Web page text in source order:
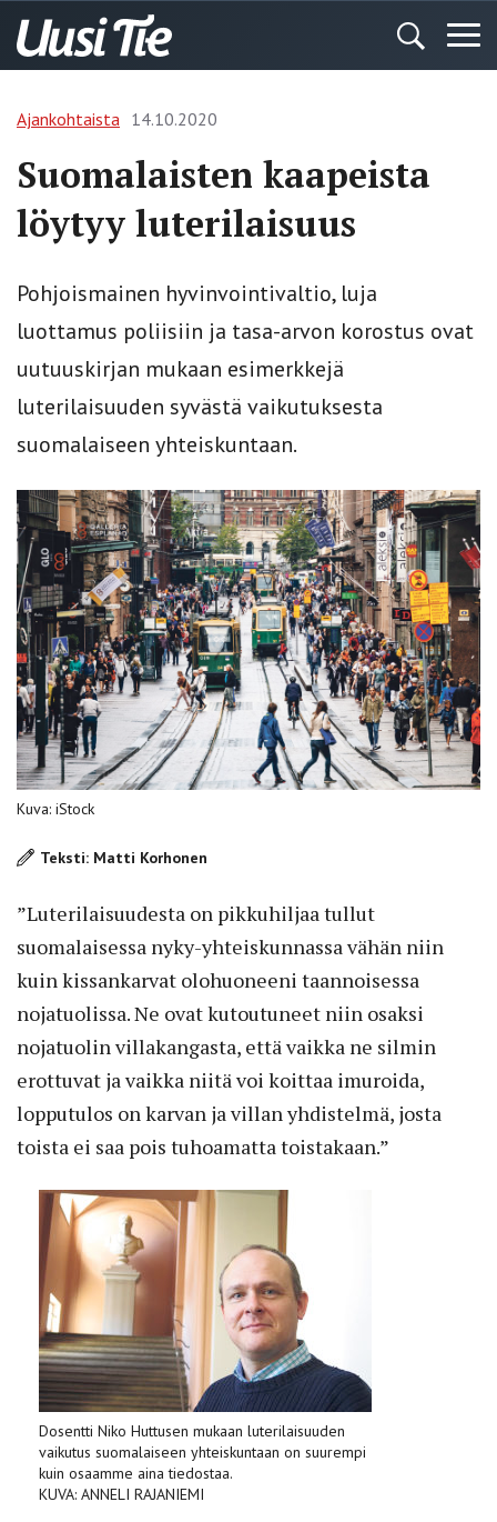
Ajankohtaista 14.10.2020
Suomalaisten kaapeista
löytyy luterilaisuus
Pohjoismainen hyvinvointivaltio, luja
luottamus poliisiin ja tasa-arvon korostus ovat
uutuuskirjan mukaan esimerkkejä
luterilaisuuden syvästä vaikutuksesta
suomalaiseen yhteiskuntaan.
Kuva: iStock
Teksti: Matti Korhonen
”Luterilaisuudesta on pikkuhiljaa tullut
suomalaisessa nyky-yhteiskunnassa vähän niin
kuin kissankarvat olohuoneeni taannoisessa
nojatuolissa. Ne ovat kutoutuneet niin osaksi
nojatuolin villakangasta, että vaikka ne silmin
erottuvat ja vaikka niitä voi koittaa imuroida,
lopputulos on karvan ja villan yhdistelmä, josta
toista ei saa pois tuhoamatta toistakaan.”
Dosentti Niko Huttusen mukaan luterilaisuuden
vaikutus suomalaiseen yhteiskuntaan on suurempi
kuin osaamme aina tiedostaa.
KUVA: ANNELI RAJANIEMI